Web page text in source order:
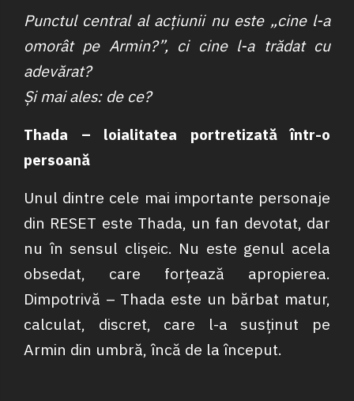
Punctul central al acțiunii nu este „cine l-a
omorât pe Armin?”, ci cine l-a trădat cu
adevărat?
Și mai ales: de ce?
Thada – loialitatea portretizată într-o
persoană
Unul dintre cele mai importante personaje
din RESET este Thada, un fan devotat, dar
nu în sensul clișeic. Nu este genul acela
obsedat, care forțează apropierea.
Dimpotrivă – Thada este un bărbat matur,
calculat, discret, care l-a susținut pe
Armin din umbră, încă de la început.